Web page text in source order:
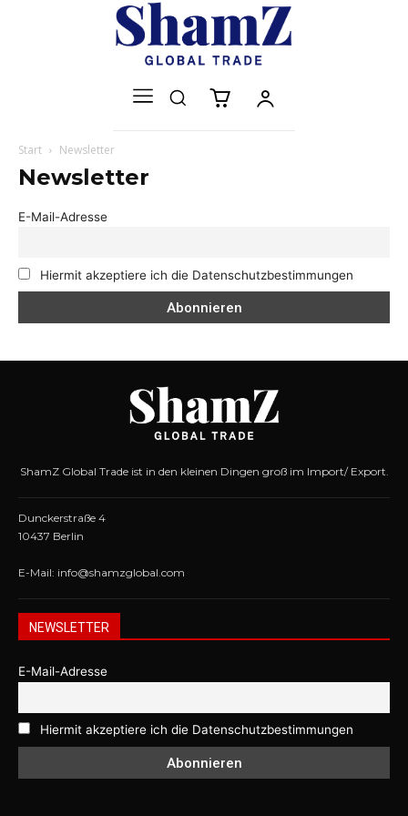
Start Newsletter
Newsletter
E-Mail-Adresse
Hiermit akzeptiere ich die Datenschutzbestimmungen
ShamZ Global Trade ist in den kleinen Dingen groß im Import/ Export.
Dunckerstraße 4
10437 Berlin
E-Mail: info@shamzglobal.com
NEWSLETTER
E-Mail-Adresse
Hiermit akzeptiere ich die Datenschutzbestimmungen